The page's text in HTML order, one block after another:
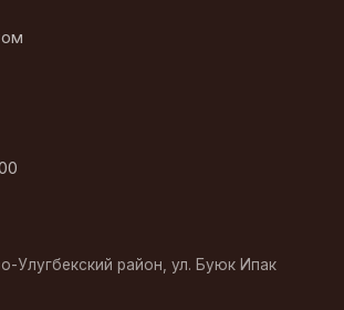
Улугбекский район, ул. Буюк Ипак